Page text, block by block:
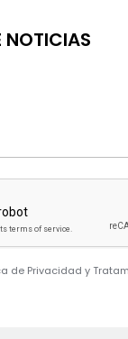
NOTICIAS
de Privacidad y